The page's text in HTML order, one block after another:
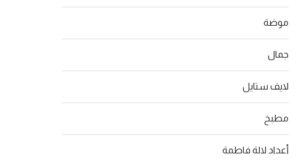
موضة
جمال
لايف ستايل
مطبخ
أعداد لالة فاطمة